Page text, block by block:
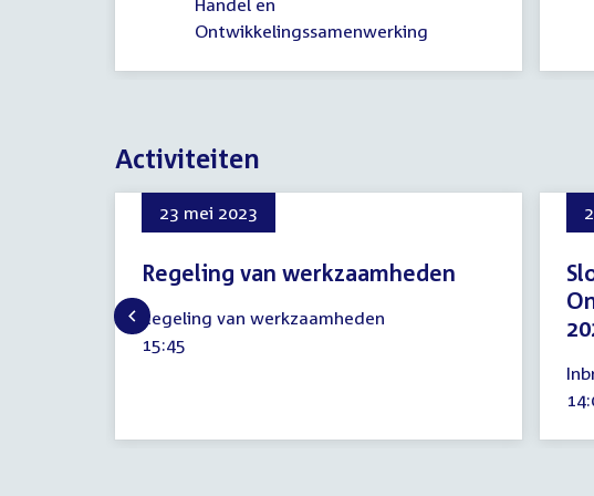
Handel en
Ontwikkelingssamenwerking
Activiteiten
23 mei 2023
Regeling van werkzaamheden
23
mei
2023
Regeling van werkzaamheden
Tijd
15:45
mei